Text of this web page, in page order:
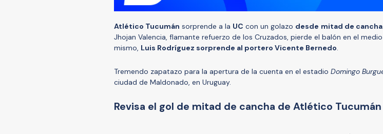
Atlético Tucumán sorprende a la UC con un golazo desde mitad de cancha
Jhojan Valencia, flamante refuerzo de los Cruzados, pierde el balón en el
mismo, Luis Rodríguez sorprende al portero Vicente Bernedo.
Tremendo zapatazo para la apertura de la cuenta en el estadio Domingo
ciudad de Maldonado, en Uruguay.
Revisa el gol de mitad de cancha de Atlético Tucumán